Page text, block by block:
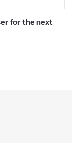
อย่างช้าๆ และ
for the next